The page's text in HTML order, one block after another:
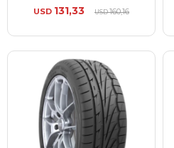
USD 131,33 USD160,16